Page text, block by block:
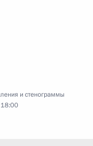
и стенограммы